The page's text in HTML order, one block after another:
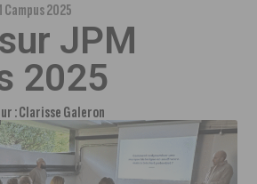
2025
JPM
2025
:Clarisse Galeron